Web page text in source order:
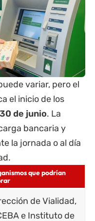
variar, pero el
el inicio de los
de junio. La
bancaria y
la jornada o al día
que podrían
de Vialidad,
e Instituto de